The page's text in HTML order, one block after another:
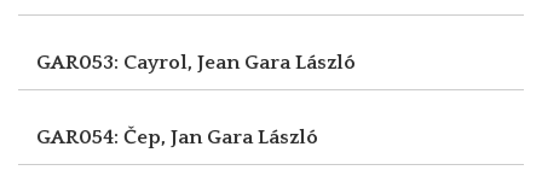
GAR053: Cayrol, Jean Gara László
GAR054: Čep, Jan Gara László